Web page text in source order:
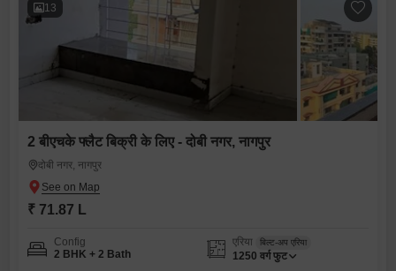
13
2 बीएचके फ्लैट बिक्री के लिए - दोबी नगर, नागपुर
दोबी नगर, नागपुर
₹ 71.87 L
Config
2 BHK + 2 Bath
एरिया बिल्ट-अप एरिया
1250 वर्ग फुट